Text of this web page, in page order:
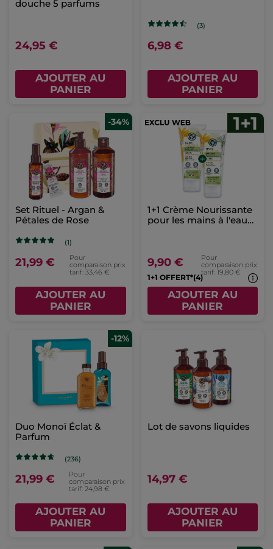
douche 5 parfums
24,95 €
AJOUTER AU
PANIER
(3)
6,98 €
AJOUTER AU
PANIER
-34%
Set Rituel - Argan &
Pétales de Rose
(1)
21,99 €
Pour
comparaison prix
tarif: 33,46 €
AJOUTER AU
PANIER
1+1 Crème Nourissante
pour les mains à l'eau
9,90 €
Pour
comparaison prix
tarif: 19,80 €
1+1 OFFERT*(4)
AJOUTER AU
PANIER
-12%
Duo Monoï Éclat &
Parfum
(236)
21,99 €
Pour
comparaison prix
tarif: 24,98 €
AJOUTER AU
PANIER
Lot de savons liquides
14,97 €
AJOUTER AU
PANIER